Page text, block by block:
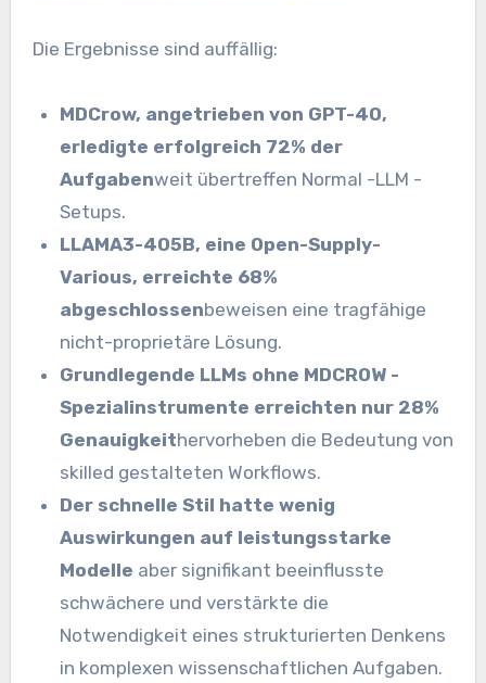
Die Ergebnisse sind auffällig:
MDCrow, angetrieben von GPT-4O,
erledigte erfolgreich 72% der
Aufgabenweit übertreffen Normal -LLM -
Setups.
LLAMA3-405B, eine Open-Supply-
Various, erreichte 68%
abgeschlossenbeweisen eine tragfähige
nicht-proprietäre Lösung.
Grundlegende LLMs ohne MDCROW -
Spezialinstrumente erreichten nur 28%
Genauigkeithervorheben die Bedeutung von
skilled gestalteten Workflows.
Der schnelle Stil hatte wenig
Auswirkungen auf leistungsstarke
Modelle aber signifikant beeinflusste
schwächere und verstärkte die
Notwendigkeit eines strukturierten Denkens
in komplexen wissenschaftlichen Aufgaben.